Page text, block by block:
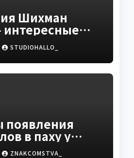
Шихман
и
STUDIOHALLO_
появления
в паху у
ZNAKCOMSTVA_